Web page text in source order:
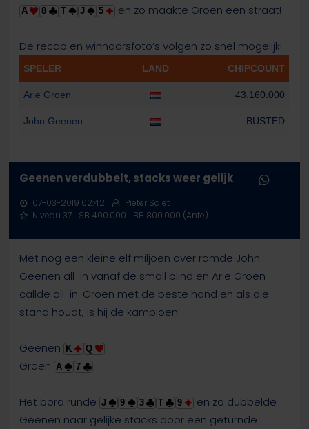
A 8 T J 5 en zo maakte Groen een straat!
De recap en winnaarsfoto’s volgen zo snel mogelijk!
SPELER LAND CHIPCOUNT
Arie Groen 43.160.000
John Geenen BUSTED
Geenen verdubbelt, stacks weer gelijk
07-03-2019 02:42
Pieter Salet
Niveau 37
SB 400.000 BB 800.000 (Ante)
Met nog een kleine elf miljoen over ramde John
Geenen all-in vanaf de small blind en Arie Groen
callde all-in. Groen met de beste hand en als die
stand houdt, is hij de kampioen!
Geenen K Q
Groen A 7
Het bord runde J 9 3 T 9
en zo dubbelde
Geenen naar gelijke stacks door een geturnde